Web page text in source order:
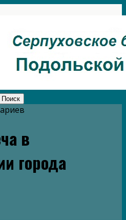
в
города